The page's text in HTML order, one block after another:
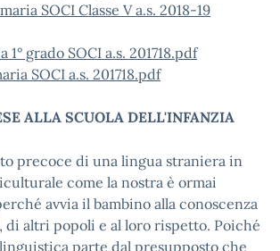
SOCI Classe V a.s. 2018-19
1° grado SOCI a.s. 201718.pdf
SOCI a.s. 201718.pdf
ALLA SCUOLA DELL'INFANZIA
precoce di una lingua straniera in
come la nostra è ormai
avvia il bambino alla conoscenza
altri popoli e al loro rispetto. Poiché
parte dal presupposto che